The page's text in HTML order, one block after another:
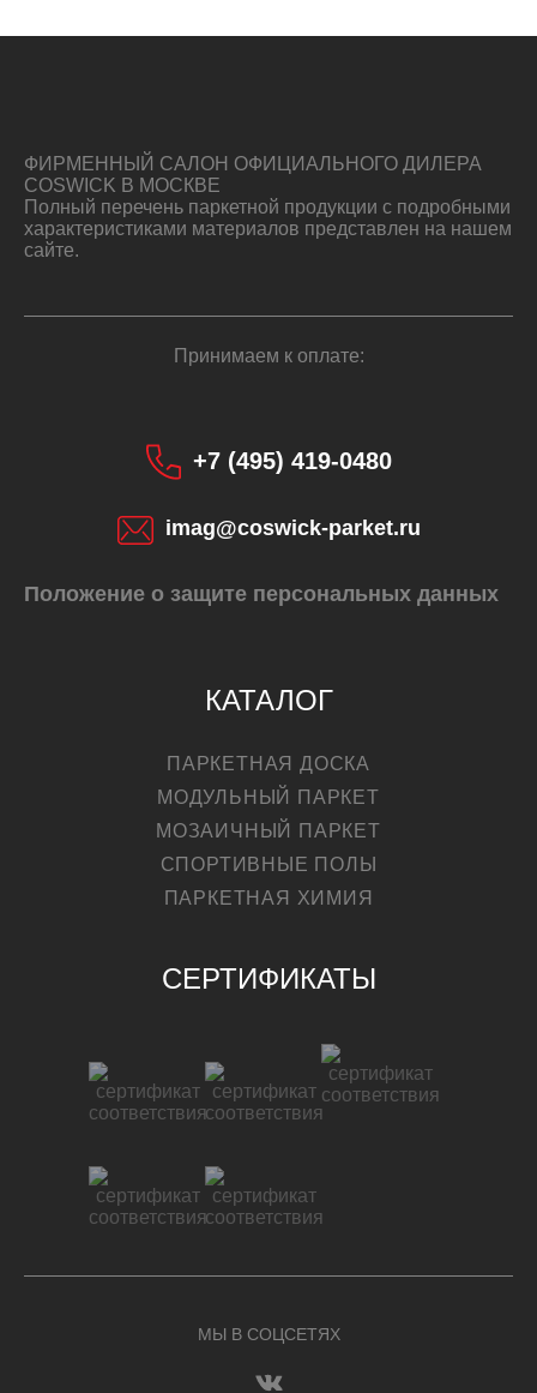
ФИРМЕННЫЙ САЛОН ОФИЦИАЛЬНОГО ДИЛЕРА
COSWICK В МОСКВЕ
Полный перечень паркетной продукции с подробными
характеристиками материалов представлен на нашем
сайте.
Принимаем к оплате:
+7 (495) 419-0480
imag@coswick-parket.ru
Положение о защите персональных данных
КАТАЛОГ
ПАРКЕТНАЯ ДОСКА
МОДУЛЬНЫЙ ПАРКЕТ
МОЗАИЧНЫЙ ПАРКЕТ
СПОРТИВНЫЕ ПОЛЫ
ПАРКЕТНАЯ ХИМИЯ
СЕРТИФИКАТЫ
МЫ В СОЦСЕТЯХ